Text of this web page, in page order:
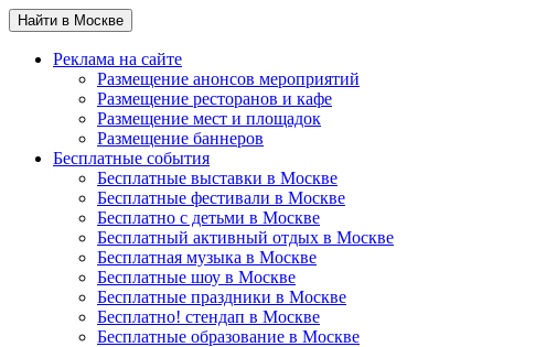
Найти в Москве
Реклама на сайте
Размещение анонсов мероприятий
Размещение ресторанов и кафе
Размещение мест и площадок
Размещение баннеров
Бесплатные события
Бесплатные выставки в Москве
Бесплатные фестивали в Москве
Бесплатно с детьми в Москве
Бесплатный активный отдых в Москве
Бесплатная музыка в Москве
Бесплатные шоу в Москве
Бесплатные праздники в Москве
Бесплатно! стендап в Москве
Бесплатные образование в Москве